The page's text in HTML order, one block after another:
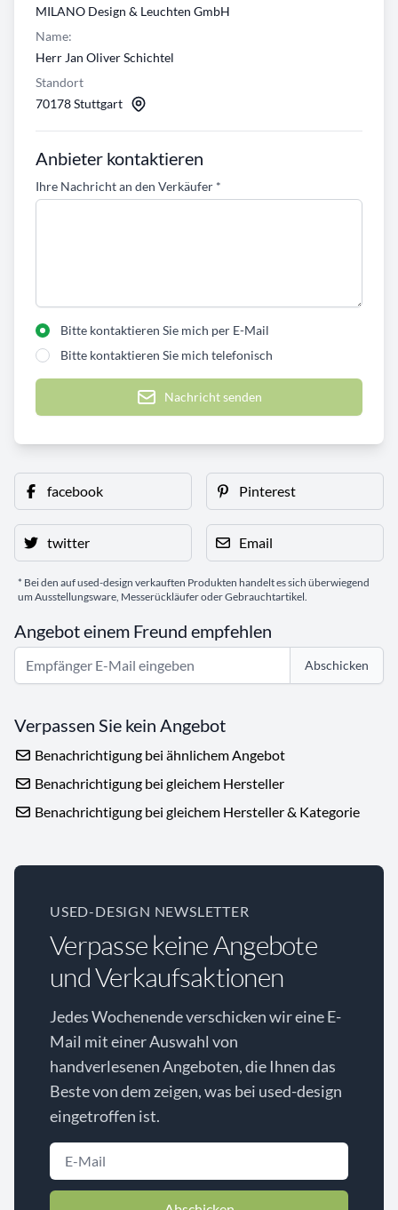
MILANO Design & Leuchten GmbH
Name:
Herr Jan Oliver Schichtel
Standort
70178 Stuttgart
Anbieter kontaktieren
Ihre Nachricht an den Verkäufer *
Bitte kontaktieren Sie mich per E-Mail
Bitte kontaktieren Sie mich telefonisch
Nachricht senden
facebook Pinterest
twitter Email
* Bei den auf used-design verkauften Produkten handelt es sich überwiegend
um Ausstellungsware, Messerückläufer oder Gebrauchtartikel.
Angebot einem Freund empfehlen
Abschicken
Verpassen Sie kein Angebot
Benachrichtigung bei ähnlichem Angebot
Benachrichtigung bei gleichem Hersteller
Benachrichtigung bei gleichem Hersteller & Kategorie
USED-DESIGN NEWSLETTER
Verpasse keine Angebote
und Verkaufsaktionen
Jedes Wochenende verschicken wir eine E-
Mail mit einer Auswahl von
handverlesenen Angeboten, die Ihnen das
Beste von dem zeigen, was bei used-design
eingetroffen ist.